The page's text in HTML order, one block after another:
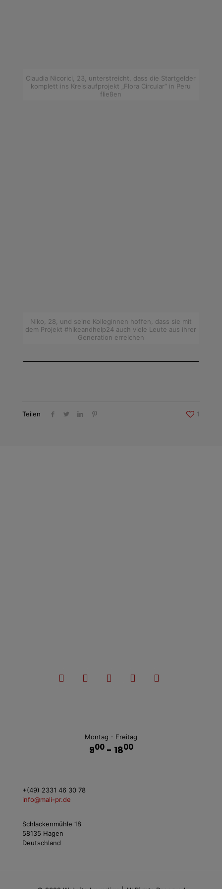
Claudia Nicorici, 23, unterstreicht, dass die Startgelder
komplett ins Kreislaufprojekt „Flora Circular“ in Peru
fließen
Niko, 28, und seine Kolleginnen hoffen, dass sie mit
dem Projekt #hikeandhelp24 auch viele Leute aus ihrer
Generation erreichen
Teilen 1
Montag - Freitag
900- 1800
+(49) 2331 46 30 78
info@mali-pr.de
Schlackenmühle 18
58135 Hagen
Deutschland